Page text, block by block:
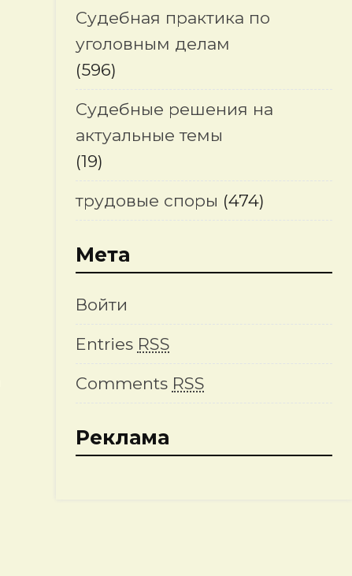
Судебная практика по
уголовным делам
(596)
Судебные решения на
актуальные темы
(19)
трудовые споры (474)
Мета
Войти
Entries RSS
Comments RSS
Реклама